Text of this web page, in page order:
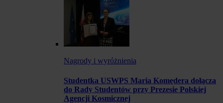
Nagrody i wyróżnienia
Studentka USWPS Maria Komędera dołącza
do Rady Studentów przy Prezesie Polskiej
Agencji Kosmicznej